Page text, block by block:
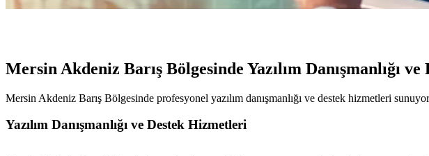
Mersin Akdeniz Barış Bölgesinde Yazılım Danışmanlığı
Mersin Akdeniz Barış Bölgesinde profesyonel yazılım danışmanlığı ve destek hizmetleri
Yazılım Danışmanlığı ve Destek Hizmetleri